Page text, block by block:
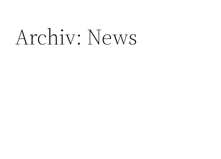
Archiv: News